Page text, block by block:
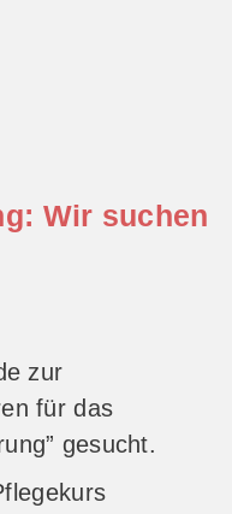
Wir suchen
zur
für das
gesucht.